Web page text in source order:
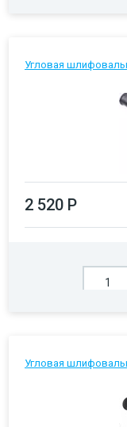
Угловая
2 520 Р
Угловая